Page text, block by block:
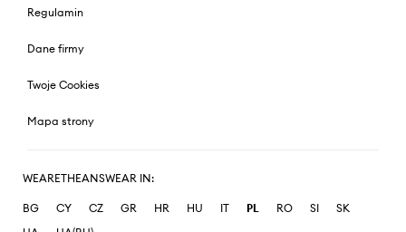
Regulamin
Dane firmy
Twoje Cookies
Mapa strony
WEARETHEANSWEAR IN:
BG CY CZ GR HR HU IT PL RO SI
SK